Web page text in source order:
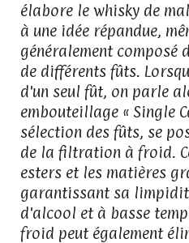
élabore le whisky de
à une idée répandue,
généralement composé
de différents fûts.
d'un seul fût, on parle
embouteillage « Single
sélection des fûts, se
de la filtration à froid.
esters et les matières
garantissant sa
d'alcool et à basse
froid peut également